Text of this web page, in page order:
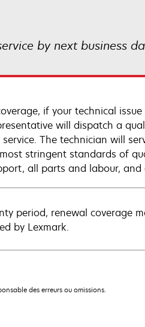
by next business
if your technical
will dispatch a
The technician will
stringent standards of
all parts and labour,
period, renewal coverage
by Lexmark.
des erreurs ou omissions.